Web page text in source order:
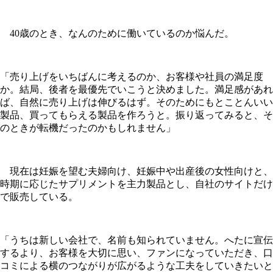
40歳のとき、なんのために働いているのか悩んだ。
「売り上げをいちばんに考えるのか、お客様や社員の満足度
か。結局、後者を最優先でいこうと決めました。満足感があれ
ば、自然に売り上げは伸びるはず。そのためにもとことんいい
製品、買ってもらえる製品を作ろうと。振り返ってみると、そ
のときが転機だったのかもしれません」
現在は妊娠を望む夫婦向け、妊娠中や出産後の女性向けと、
時期に応じたサプリメントを主力製品とし、自社のサイトだけ
で販売している。
「うちは新しい会社で、名前も知られていません。へたに宣伝
するより、お客様を大切に思い、ファンになっていただき、口
コミによる横のつながりが広がるような工夫をしていきたいと